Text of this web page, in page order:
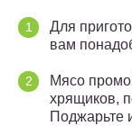
Для
вам
Мясо
хрящиков,
Поджарьте